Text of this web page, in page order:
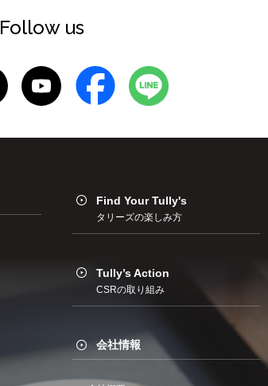
Follow us
Find Your Tully's
タリーズの楽しみ方
Tully’s Action
CSRの取り組み
会社情報